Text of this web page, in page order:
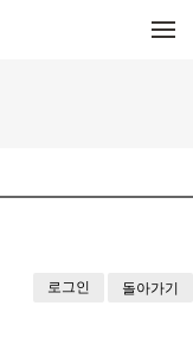
로그인 돌아가기